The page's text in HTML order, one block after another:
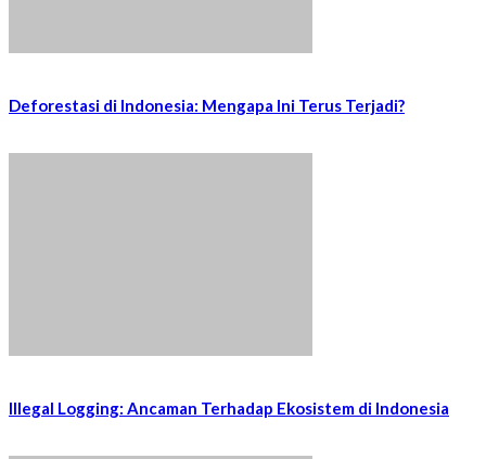
Deforestasi di Indonesia: Mengapa Ini Terus Terjadi?
Illegal Logging: Ancaman Terhadap Ekosistem di Indonesia